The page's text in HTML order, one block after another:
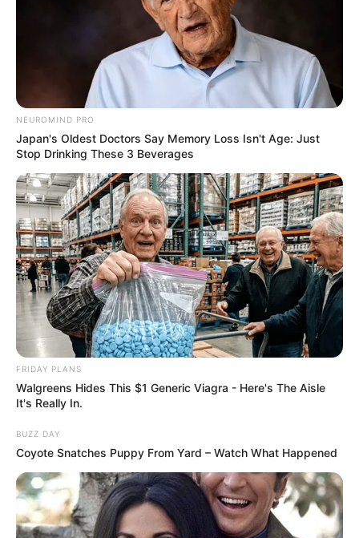
NEUROMIND PRO
Japan's Oldest Doctors Say Memory Loss Isn't Age: Just
Stop Drinking These 3 Beverages
FRIDAY PLANS
Walgreens Hides This $1 Generic Viagra - Here's The Aisle
It's Really In.
BUZZ DAY
Coyote Snatches Puppy From Yard – Watch What Happened